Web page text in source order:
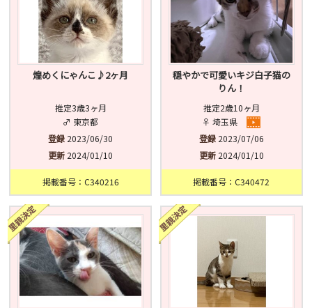
煌めくにゃんこ♪2ヶ月
推定3歳3ヶ月
♂ 東京都
登録 2023/06/30
更新 2024/01/10
掲載番号：C340216
穏やかで可愛いキジ白子猫の
りん！
推定2歳10ヶ月
♀ 埼玉県
登録2023/07/06
更新2024/01/10
掲載番号：C340472